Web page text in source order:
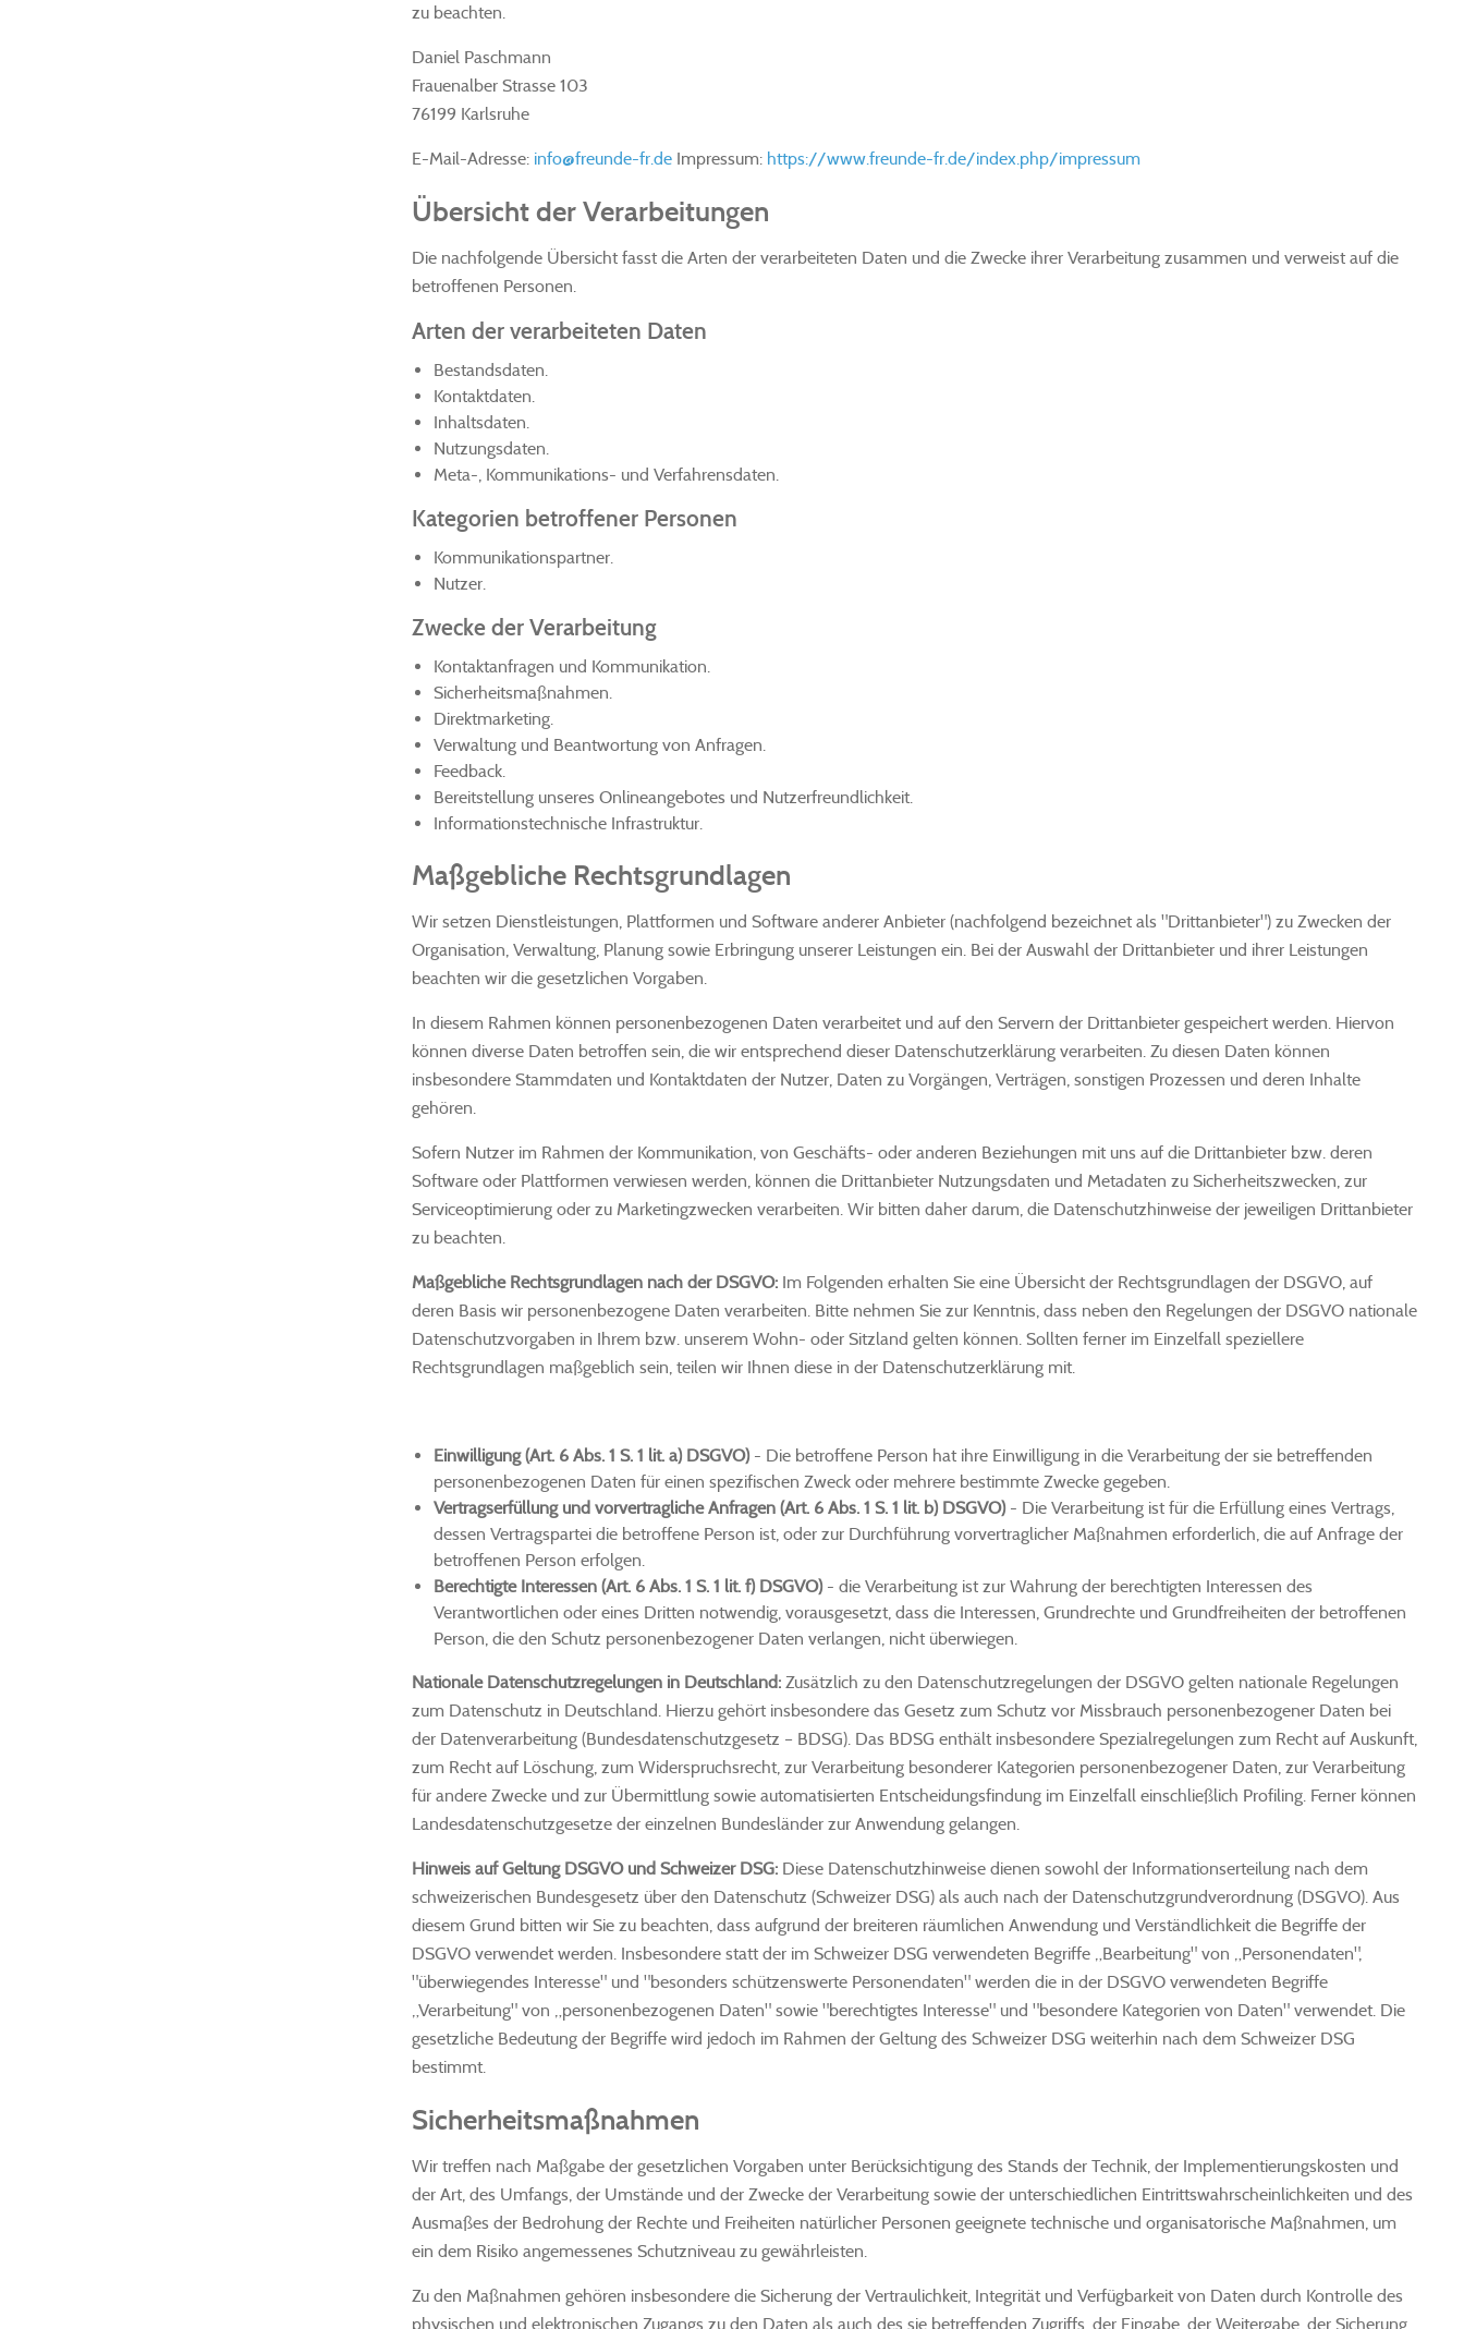
zu beachten.
Daniel Paschmann
Frauenalber Strasse 103
76199 Karlsruhe
E-Mail-Adresse: info@freunde-fr.de Impressum: https://www.freunde-fr.de/index.php/impressum
Übersicht der Verarbeitungen
Die nachfolgende Übersicht fasst die Arten der verarbeiteten Daten und die Zwecke ihrer Verarbeitung zusammen und verweist auf die
betroffenen Personen.
Arten der verarbeiteten Daten
Bestandsdaten.
Kontaktdaten.
Inhaltsdaten.
Nutzungsdaten.
Meta-, Kommunikations- und Verfahrensdaten.
Kategorien betroffener Personen
Kommunikationspartner.
Nutzer.
Zwecke der Verarbeitung
Kontaktanfragen und Kommunikation.
Sicherheitsmaßnahmen.
Direktmarketing.
Verwaltung und Beantwortung von Anfragen.
Feedback.
Bereitstellung unseres Onlineangebotes und Nutzerfreundlichkeit.
Informationstechnische Infrastruktur.
Maßgebliche Rechtsgrundlagen
Wir setzen Dienstleistungen, Plattformen und Software anderer Anbieter (nachfolgend bezeichnet als "Drittanbieter") zu Zwecken der
Organisation, Verwaltung, Planung sowie Erbringung unserer Leistungen ein. Bei der Auswahl der Drittanbieter und ihrer Leistungen
beachten wir die gesetzlichen Vorgaben.
In diesem Rahmen können personenbezogenen Daten verarbeitet und auf den Servern der Drittanbieter gespeichert werden. Hiervon
können diverse Daten betroffen sein, die wir entsprechend dieser Datenschutzerklärung verarbeiten. Zu diesen Daten können
insbesondere Stammdaten und Kontaktdaten der Nutzer, Daten zu Vorgängen, Verträgen, sonstigen Prozessen und deren Inhalte
gehören.
Sofern Nutzer im Rahmen der Kommunikation, von Geschäfts- oder anderen Beziehungen mit uns auf die Drittanbieter bzw. deren
Software oder Plattformen verwiesen werden, können die Drittanbieter Nutzungsdaten und Metadaten zu Sicherheitszwecken, zur
Serviceoptimierung oder zu Marketingzwecken verarbeiten. Wir bitten daher darum, die Datenschutzhinweise der jeweiligen Drittanbieter
zu beachten.
Maßgebliche Rechtsgrundlagen nach der DSGVO: Im Folgenden erhalten Sie eine Übersicht der Rechtsgrundlagen der DSGVO, auf
deren Basis wir personenbezogene Daten verarbeiten. Bitte nehmen Sie zur Kenntnis, dass neben den Regelungen der DSGVO nationale
Datenschutzvorgaben in Ihrem bzw. unserem Wohn- oder Sitzland gelten können. Sollten ferner im Einzelfall speziellere
Rechtsgrundlagen maßgeblich sein, teilen wir Ihnen diese in der Datenschutzerklärung mit.
Einwilligung (Art. 6 Abs. 1 S. 1 lit. a) DSGVO) - Die betroffene Person hat ihre Einwilligung in die Verarbeitung der sie betreffenden
personenbezogenen Daten für einen spezifischen Zweck oder mehrere bestimmte Zwecke gegeben.
Vertragserfüllung und vorvertragliche Anfragen (Art. 6 Abs. 1 S. 1 lit. b) DSGVO) - Die Verarbeitung ist für die Erfüllung eines Vertrags,
dessen Vertragspartei die betroffene Person ist, oder zur Durchführung vorvertraglicher Maßnahmen erforderlich, die auf Anfrage der
betroffenen Person erfolgen.
Berechtigte Interessen (Art. 6 Abs. 1 S. 1 lit. f) DSGVO) - die Verarbeitung ist zur Wahrung der berechtigten Interessen des
Verantwortlichen oder eines Dritten notwendig, vorausgesetzt, dass die Interessen, Grundrechte und Grundfreiheiten der betroffenen
Person, die den Schutz personenbezogener Daten verlangen, nicht überwiegen.
Nationale Datenschutzregelungen in Deutschland: Zusätzlich zu den Datenschutzregelungen der DSGVO gelten nationale Regelungen
zum Datenschutz in Deutschland. Hierzu gehört insbesondere das Gesetz zum Schutz vor Missbrauch personenbezogener Daten bei
der Datenverarbeitung (Bundesdatenschutzgesetz – BDSG). Das BDSG enthält insbesondere Spezialregelungen zum Recht auf Auskunft,
zum Recht auf Löschung, zum Widerspruchsrecht, zur Verarbeitung besonderer Kategorien personenbezogener Daten, zur Verarbeitung
für andere Zwecke und zur Übermittlung sowie automatisierten Entscheidungsfindung im Einzelfall einschließlich Profiling. Ferner können
Landesdatenschutzgesetze der einzelnen Bundesländer zur Anwendung gelangen.
Hinweis auf Geltung DSGVO und Schweizer DSG: Diese Datenschutzhinweise dienen sowohl der Informationserteilung nach dem
schweizerischen Bundesgesetz über den Datenschutz (Schweizer DSG) als auch nach der Datenschutzgrundverordnung (DSGVO). Aus
diesem Grund bitten wir Sie zu beachten, dass aufgrund der breiteren räumlichen Anwendung und Verständlichkeit die Begriffe der
DSGVO verwendet werden. Insbesondere statt der im Schweizer DSG verwendeten Begriffe „Bearbeitung" von „Personendaten",
"überwiegendes Interesse" und "besonders schützenswerte Personendaten" werden die in der DSGVO verwendeten Begriffe
„Verarbeitung" von „personenbezogenen Daten" sowie "berechtigtes Interesse" und "besondere Kategorien von Daten" verwendet. Die
gesetzliche Bedeutung der Begriffe wird jedoch im Rahmen der Geltung des Schweizer DSG weiterhin nach dem Schweizer DSG
bestimmt.
Sicherheitsmaßnahmen
Wir treffen nach Maßgabe der gesetzlichen Vorgaben unter Berücksichtigung des Stands der Technik, der Implementierungskosten und
der Art, des Umfangs, der Umstände und der Zwecke der Verarbeitung sowie der unterschiedlichen Eintrittswahrscheinlichkeiten und des
Ausmaßes der Bedrohung der Rechte und Freiheiten natürlicher Personen geeignete technische und organisatorische Maßnahmen, um
ein dem Risiko angemessenes Schutzniveau zu gewährleisten.
Zu den Maßnahmen gehören insbesondere die Sicherung der Vertraulichkeit, Integrität und Verfügbarkeit von Daten durch Kontrolle des
physischen und elektronischen Zugangs zu den Daten als auch des sie betreffenden Zugriffs, der Eingabe, der Weitergabe, der Sicherung